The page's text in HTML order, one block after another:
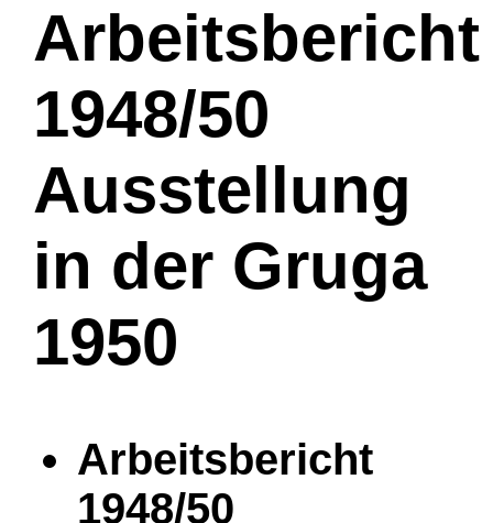
Arbeitsbericht
1948/50
Ausstellung
in der Gruga
1950
Arbeitsbericht
1948/50